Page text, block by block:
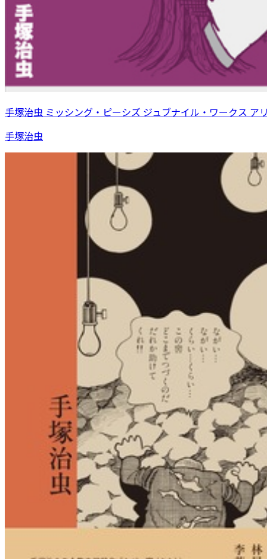
手塚治虫 ミッシング・ピーシズ ジュブナイル・ワークス ア
手塚治虫